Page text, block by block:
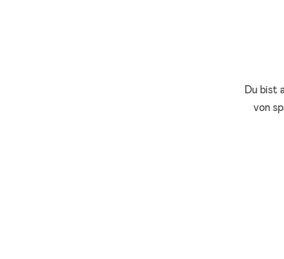
Du bist
von